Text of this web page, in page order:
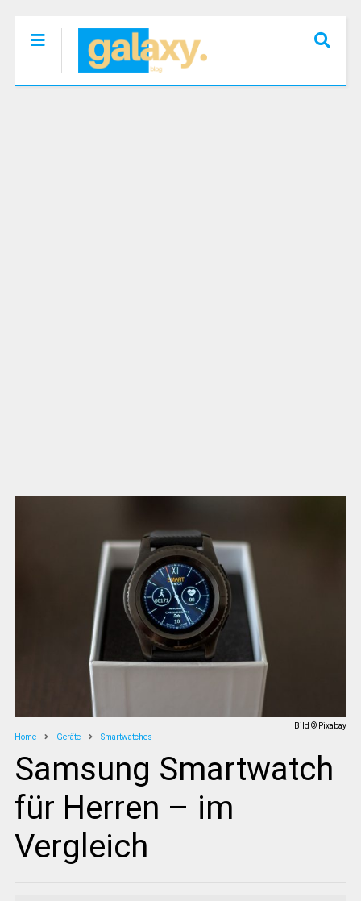
Bild © Pixabay
Home
Geräte Smartwatches
Samsung Smartwatch
für Herren – im
Vergleich